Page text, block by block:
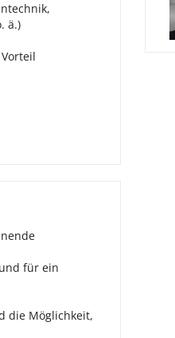
ä.)
für ein
die Möglichkeit,